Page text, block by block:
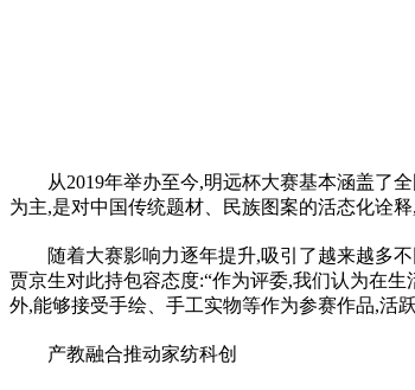
从2019年举办至今,明远杯大赛基本涵盖了
为主,是对中国传统题材、民族图案的活态化诠
随着大赛影响力逐年提升,吸引了越来越多
贾京生对此持包容态度:“作为评委,我们认为在
外,能够接受手绘、手工实物等作为参赛作品,活
产教融合推动家纺科创